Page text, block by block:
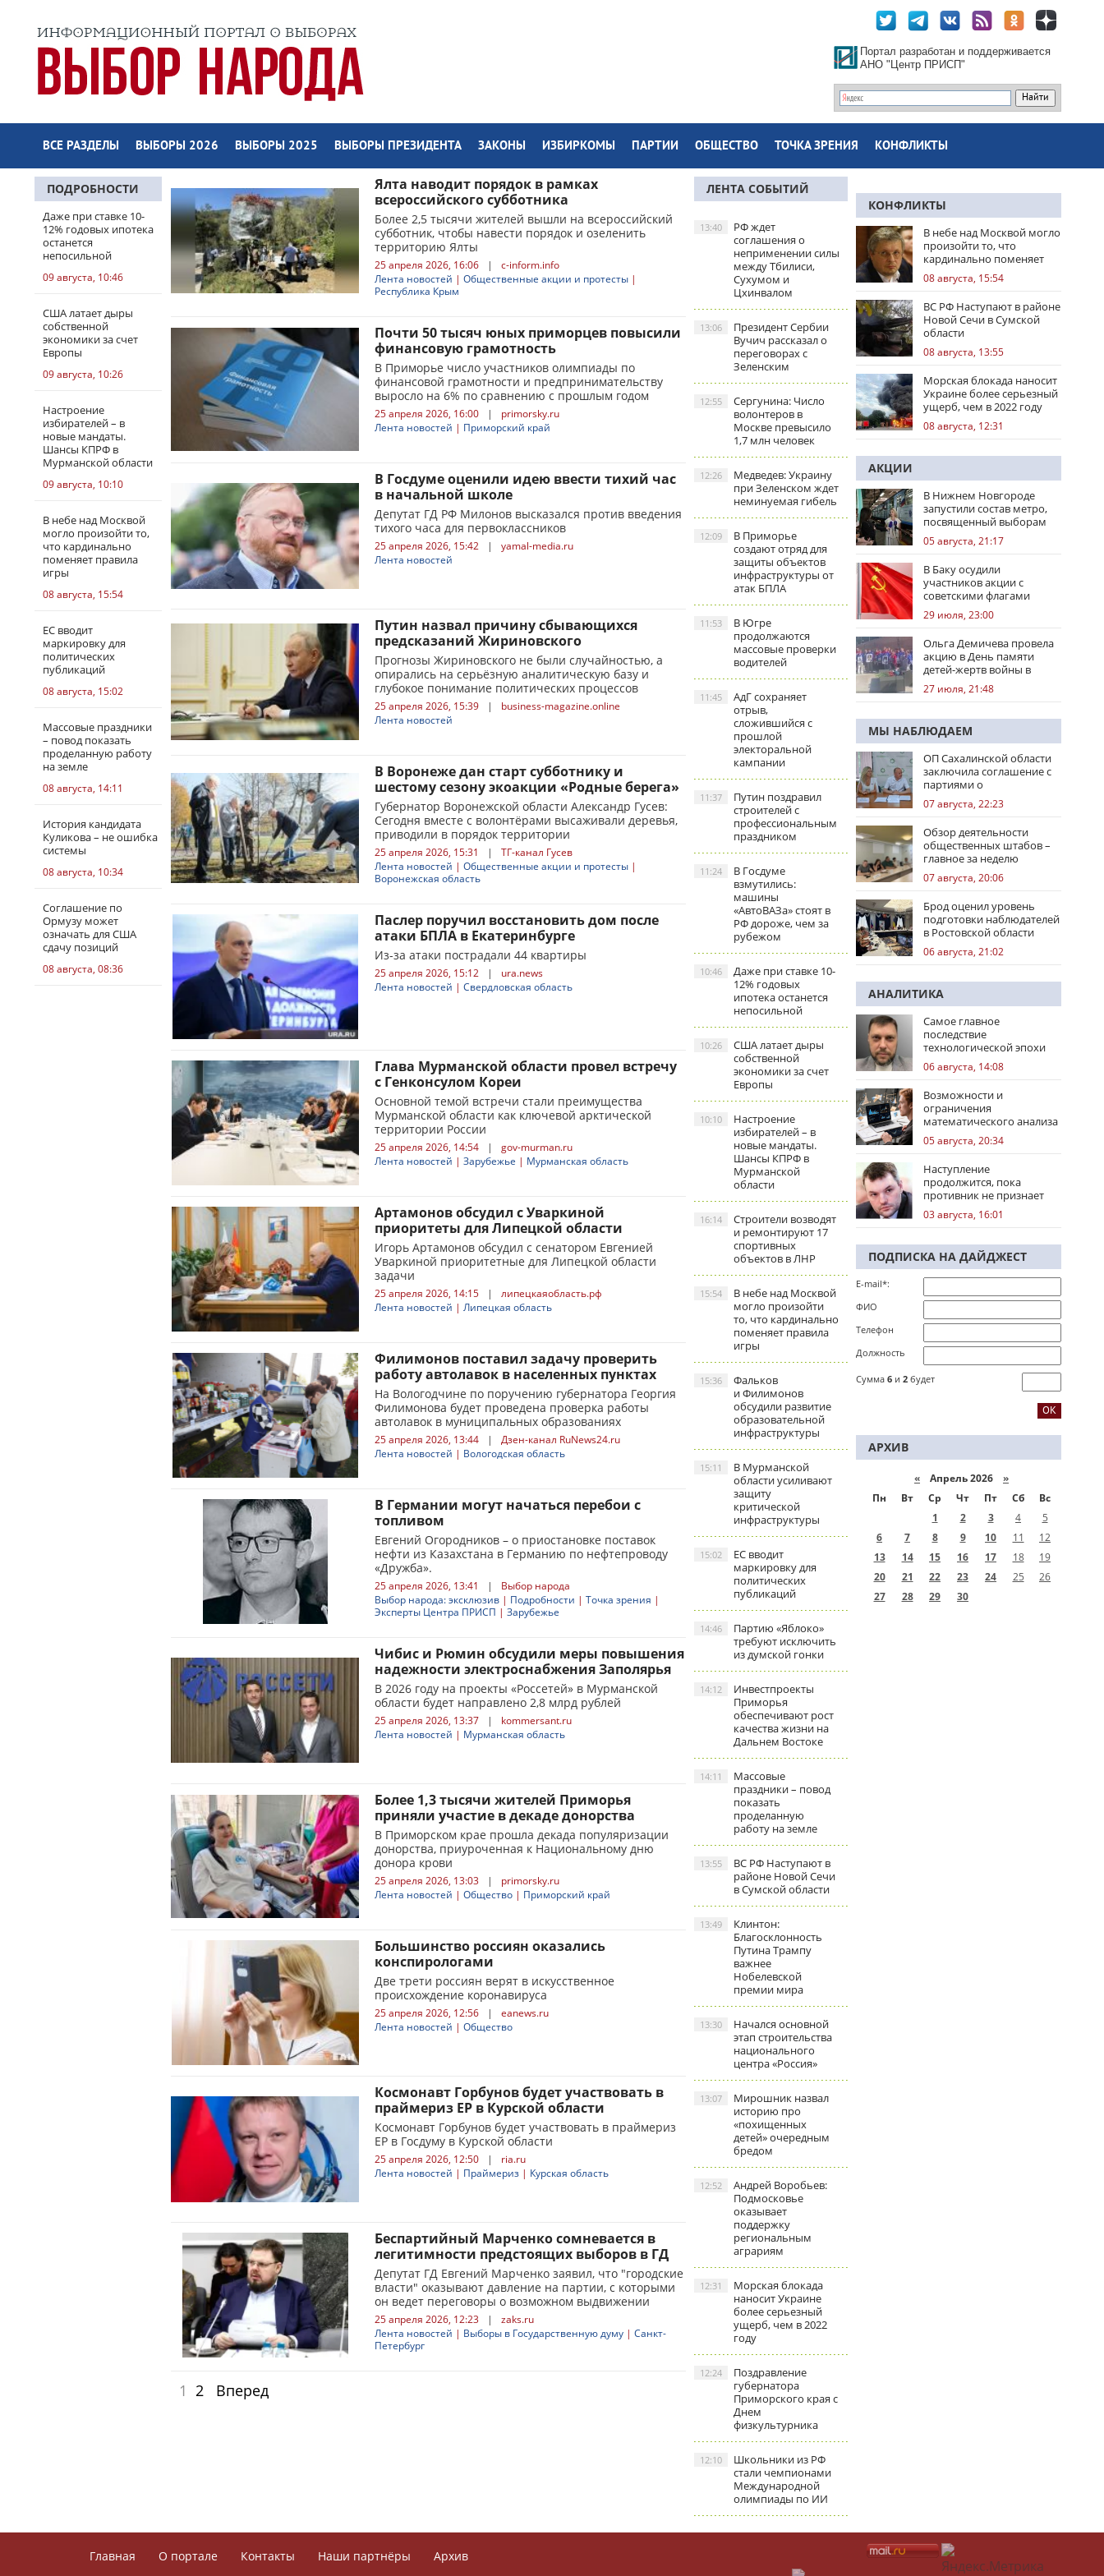
Портал разработан и поддерживается
АНО "Центр ПРИСП"
ВСЕ РАЗДЕЛЫ ВЫБОРЫ 2026 ВЫБОРЫ 2025 ВЫБОРЫ ПРЕЗИДЕНТА ЗАКОНЫ ИЗБИРКОМЫ ПАРТИИ ОБЩЕСТВО ТОЧКА ЗРЕНИЯ КОНФЛИКТЫ
ПОДРОБНОСТИ
Даже при ставке 10-
12% годовых ипотека
останется
непосильной
09 августа, 10:46
США латает дыры
собственной
экономики за счет
Европы
09 августа, 10:26
Настроение
избирателей – в
новые мандаты.
Шансы КПРФ в
Мурманской области
09 августа, 10:10
В небе над Москвой
могло произойти то,
что кардинально
поменяет правила
игры
08 августа, 15:54
ЕС вводит
маркировку для
политических
публикаций
08 августа, 15:02
Массовые праздники
– повод показать
проделанную работу
на земле
08 августа, 14:11
История кандидата
Куликова – не ошибка
системы
08 августа, 10:34
Соглашение по
Ормузу может
означать для США
сдачу позиций
08 августа, 08:36
Ялта наводит порядок в рамках
всероссийского субботника
Более 2,5 тысячи жителей вышли на всероссийский
субботник, чтобы навести порядок и озеленить
территорию Ялты
25 апреля 2026, 16:06 |
c-inform.info
Лента новостей | Общественные акции и протесты |
Республика Крым
Почти 50 тысяч юных приморцев повысили
финансовую грамотность
В Приморье число участников олимпиады по
финансовой грамотности и предпринимательству
выросло на 6% по сравнению с прошлым годом
25 апреля 2026, 16:00 |
primorsky.ru
Лента новостей | Приморский край
В Госдуме оценили идею ввести тихий час
в начальной школе
Депутат ГД РФ Милонов высказался против введения
тихого часа для первоклассников
25 апреля 2026, 15:42 |
yamal-media.ru
Лента новостей
Путин назвал причину сбывающихся
предсказаний Жириновского
Прогнозы Жириновского не были случайностью, а
опирались на серьёзную аналитическую базу и
глубокое понимание политических процессов
25 апреля 2026, 15:39 |
business-magazine.online
Лента новостей
В Воронеже дан старт субботнику и
шестому сезону экоакции «Родные берега»
Губернатор Воронежской области Александр Гусев:
Сегодня вместе с волонтёрами высаживали деревья,
приводили в порядок территории
25 апреля 2026, 15:31 |
ТГ-канал Гусев
Лента новостей | Общественные акции и протесты |
Воронежская область
Паслер поручил восстановить дом после
атаки БПЛА в Екатеринбурге
Из-за атаки пострадали 44 квартиры
25 апреля 2026, 15:12 |
ura.news
Лента новостей | Свердловская область
Глава Мурманской области провел встречу
с Генконсулом Кореи
Основной темой встречи стали преимущества
Мурманской области как ключевой арктической
территории России
25 апреля 2026, 14:54 |
gov-murman.ru
Лента новостей | Зарубежье | Мурманская область
Артамонов обсудил с Уваркиной
приоритеты для Липецкой области
Игорь Артамонов обсудил с сенатором Евгенией
Уваркиной приоритетные для Липецкой области
задачи
25 апреля 2026, 14:15 |
липецкаяобласть.рф
Лента новостей | Липецкая область
Филимонов поставил задачу проверить
работу автолавок в населенных пунктах
На Вологодчине по поручению губернатора Георгия
Филимонова будет проведена проверка работы
автолавок в муниципальных образованиях
25 апреля 2026, 13:44 |
Дзен-канал RuNews24.ru
Лента новостей | Вологодская область
В Германии могут начаться перебои с
топливом
Евгений Огородников – о приостановке поставок
нефти из Казахстана в Германию по нефтепроводу
«Дружба».
25 апреля 2026, 13:41 |
Выбор народа
Выбор народа: эксклюзив | Подробности | Точка зрения |
Эксперты Центра ПРИСП | Зарубежье
Чибис и Рюмин обсудили меры повышения
надежности электроснабжения Заполярья
В 2026 году на проекты «Россетей» в Мурманской
области будет направлено 2,8 млрд рублей
25 апреля 2026, 13:37 |
kommersant.ru
Лента новостей | Мурманская область
Более 1,3 тысячи жителей Приморья
приняли участие в декаде донорства
В Приморском крае прошла декада популяризации
донорства, приуроченная к Национальному дню
донора крови
25 апреля 2026, 13:03 |
primorsky.ru
Лента новостей | Общество | Приморский край
Большинство россиян оказались
конспирологами
Две трети россиян верят в искусственное
происхождение коронавируса
25 апреля 2026, 12:56 |
eanews.ru
Лента новостей | Общество
Космонавт Горбунов будет участвовать в
праймериз ЕР в Курской области
Космонавт Горбунов будет участвовать в праймериз
ЕР в Госдуму в Курской области
25 апреля 2026, 12:50 |
ria.ru
Лента новостей | Праймериз | Курская область
Беспартийный Марченко сомневается в
легитимности предстоящих выборов в ГД
Депутат ГД Евгений Марченко заявил, что "городские
власти" оказывают давление на партии, с которыми
он ведет переговоры о возможном выдвижении
25 апреля 2026, 12:23 |
zaks.ru
Лента новостей | Выборы в Государственную думу | Санкт-
Петербург
1 2 Вперед
ЛЕНТА СОБЫТИЙ
РФ ждет
соглашения о
неприменении силы
между Тбилиси,
Сухумом и
Цхинвалом
13:40
Президент Сербии
Вучич рассказал о
переговорах с
Зеленским
13:06
Сергунина: Число
волонтеров в
Москве превысило
1,7 млн человек
12:55
Медведев: Украину
при Зеленском ждет
неминуемая гибель
12:26
В Приморье
создают отряд для
защиты объектов
инфраструктуры от
атак БПЛА
12:09
В Югре
продолжаются
массовые проверки
водителей
11:53
АдГ сохраняет
отрыв,
сложившийся с
прошлой
электоральной
кампании
11:45
Путин поздравил
строителей с
профессиональным
праздником
11:37
В Госдуме
взмутились:
машины
«АвтоВАЗа» стоят в
РФ дороже, чем за
рубежом
11:24
Даже при ставке 10-
12% годовых
ипотека останется
непосильной
10:46
США латает дыры
собственной
экономики за счет
Европы
10:26
Настроение
избирателей – в
новые мандаты.
Шансы КПРФ в
Мурманской
области
10:10
Строители возводят
и ремонтируют 17
спортивных
объектов в ЛНР
16:14
В небе над Москвой
могло произойти
то, что кардинально
поменяет правила
игры
15:54
Фальков
и Филимонов
обсудили развитие
образовательной
инфраструктуры
15:36
В Мурманской
области усиливают
защиту
критической
инфраструктуры
15:11
ЕС вводит
маркировку для
политических
публикаций
15:02
Партию «Яблоко»
требуют исключить
из думской гонки
14:46
Инвестпроекты
Приморья
обеспечивают рост
качества жизни на
Дальнем Востоке
14:12
Массовые
праздники – повод
показать
проделанную
работу на земле
14:11
ВС РФ Наступают в
районе Новой Сечи
в Сумской области
13:55
Клинтон:
Благосклонность
Путина Трампу
важнее
Нобелевской
премии мира
13:49
Начался основной
этап строительства
национального
центра «Россия»
13:30
Мирошник назвал
историю про
«похищенных
детей» очередным
бредом
13:07
Андрей Воробьев:
Подмосковье
оказывает
поддержку
региональным
аграриям
12:52
Морская блокада
наносит Украине
более серьезный
ущерб, чем в 2022
году
12:31
Поздравление
губернатора
Приморского края с
Днем
физкультурника
12:24
Школьники из РФ
стали чемпионами
Международной
олимпиады по ИИ
12:10
КОНФЛИКТЫ
В небе над Москвой могло
произойти то, что
кардинально поменяет
правила игры
08 августа, 15:54
ВС РФ Наступают в районе
Новой Сечи в Сумской
области
08 августа, 13:55
Морская блокада наносит
Украине более серьезный
ущерб, чем в 2022 году
08 августа, 12:31
АКЦИИ
В Нижнем Новгороде
запустили состав метро,
посвященный выборам
05 августа, 21:17
В Баку осудили
участников акции с
советскими флагами
29 июля, 23:00
Ольга Демичева провела
акцию в День памяти
детей-жертв войны в
Донбассе
27 июля, 21:48
МЫ НАБЛЮДАЕМ
ОП Сахалинской области
заключила соглашение с
партиями о
сотрудничестве на
выборах
07 августа, 22:23
Обзор деятельности
общественных штабов –
главное за неделю
07 августа, 20:06
Брод оценил уровень
подготовки наблюдателей
в Ростовской области
06 августа, 21:02
АНАЛИТИКА
Самое главное
последствие
технологической эпохи
06 августа, 14:08
Возможности и
ограничения
математического анализа
избирательных кампаний
05 августа, 20:34
Наступление
продолжится, пока
противник не признает
стратегическое
поражение
03 августа, 16:01
ПОДПИСКА НА ДАЙДЖЕСТ
E-mail*:
ФИО
Телефон
Должность
Сумма 6 и 2 будет
АРХИВ
« Апрель 2026 »
Пн
Вт Ср Чт Пт Сб
Вс
1
2 3 4
5
6
7 8 9 10 11
12
13
14 15 16 17 18
19
20
21 22 23 24 25
26
27
28 29 30
Главная О портале Контакты Наши партнёры Архив